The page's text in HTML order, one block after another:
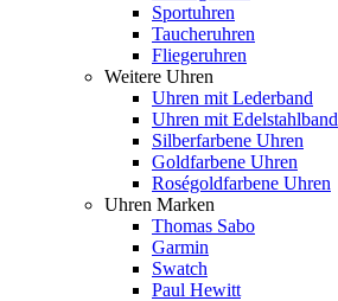
Sportuhren
Taucheruhren
Fliegeruhren
Weitere Uhren
Uhren mit Lederband
Uhren mit Edelstahlband
Silberfarbene Uhren
Goldfarbene Uhren
Roségoldfarbene Uhren
Uhren Marken
Thomas Sabo
Garmin
Swatch
Paul Hewitt